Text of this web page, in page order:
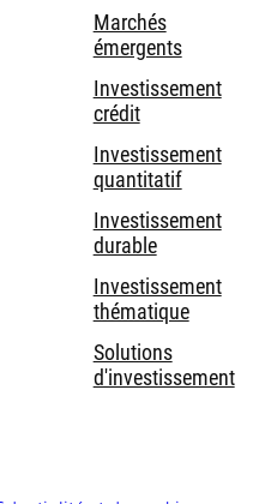
Marchés
émergents
Investissement
crédit
Investissement
quantitatif
Investissement
durable
Investissement
thématique
Solutions
d'investissement